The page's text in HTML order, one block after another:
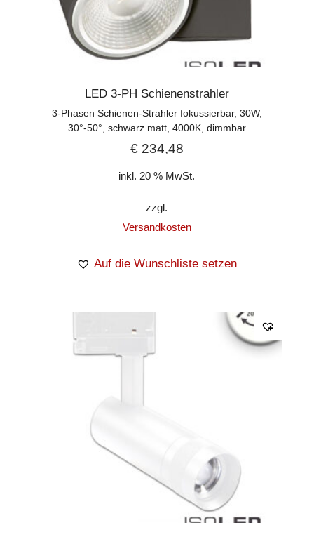
LED 3-PH Schienenstrahler
3-Phasen Schienen-Strahler fokussierbar, 30W,
30°-50°, schwarz matt, 4000K, dimmbar
€234,48
inkl. 20 % MwSt.
zzgl.
Versandkosten
Auf die Wunschliste setzen